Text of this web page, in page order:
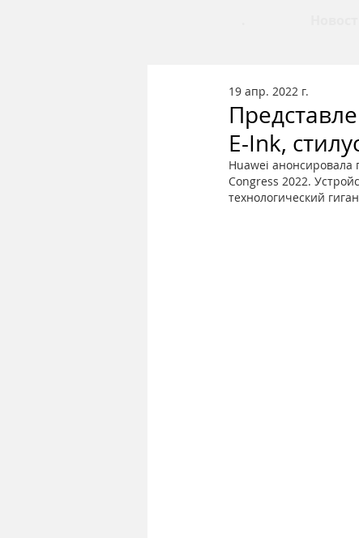
E-Ink,
19 апр. 2022 г.
Huawei анонсировала
Congress 2022.
технологический